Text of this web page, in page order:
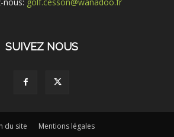
nous: golf.cesson@wanadoo.fr
SUIVEZ NOUS
du site Mentions légales